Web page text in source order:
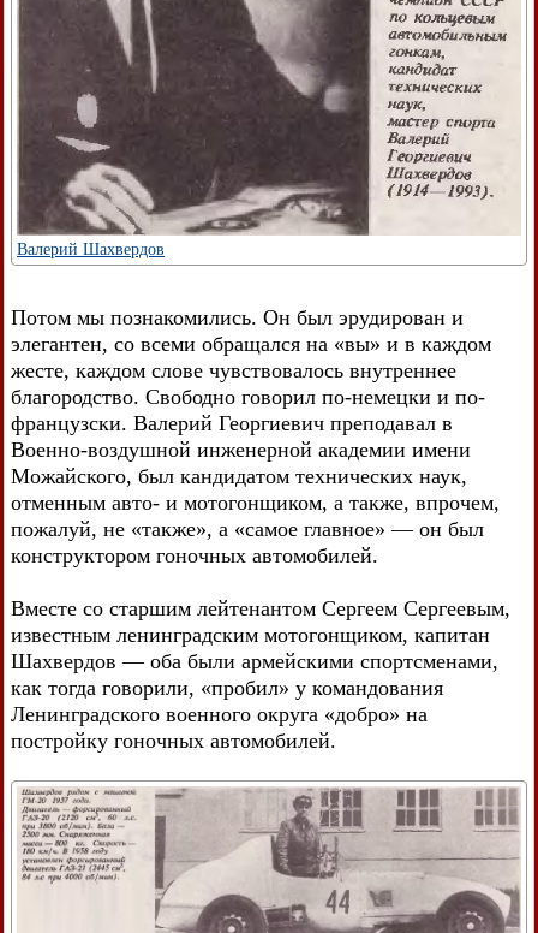
Валерий Шахвердов
Потом мы познакомились. Он был эрудирован и
элегантен, со всеми обращался на «вы» и в каждом
жесте, каждом слове чувствовалось внутреннее
благородство. Свободно говорил по-немецки и по-
французски. Валерий Георгиевич преподавал в
Военно-воздушной инженерной академии имени
Можайского, был кандидатом технических наук,
отменным авто- и мотогонщиком, а также, впрочем,
пожалуй, не «также», а «самое главное» — он был
конструктором гоночных автомобилей.
Вместе со старшим лейтенантом Сергеем Сергеевым,
известным ленинградским мотогонщиком, капитан
Шахвердов — оба были армейскими спортсменами,
как тогда говорили, «пробил» у командования
Ленинградского военного округа «добро» на
постройку гоночных автомобилей.